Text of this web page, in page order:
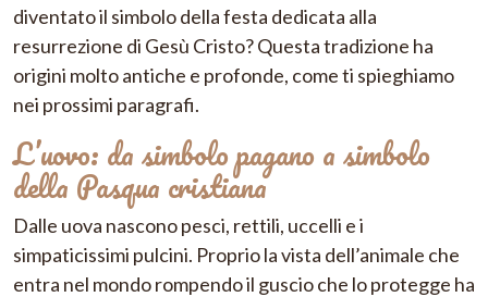
diventato il simbolo della festa dedicata alla
resurrezione di Gesù Cristo? Questa tradizione ha
origini molto antiche e profonde, come ti spieghiamo
nei prossimi paragrafi.
L’uovo: da simbolo pagano a simbolo
della Pasqua cristiana
Dalle uova nascono pesci, rettili, uccelli e i
simpaticissimi pulcini. Proprio la vista dell’animale che
entra nel mondo rompendo il guscio che lo protegge ha